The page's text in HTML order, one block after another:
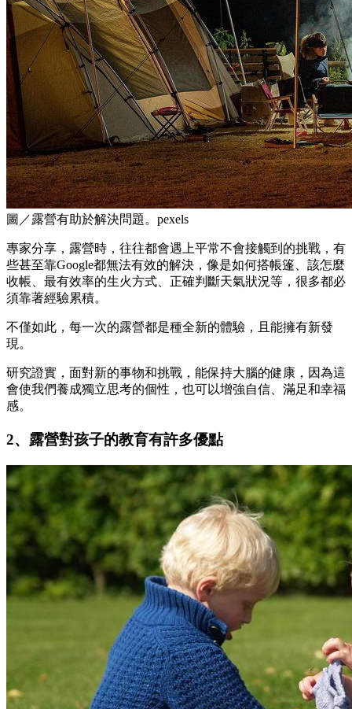
圖／露營有助於解決問題。pexels
專家分享，露營時，往往都會遇上平常不會接觸到的挑戰，有
些甚至靠Google都無法有效的解決，像是如何搭帳篷、該怎麼
收帳、最有效率的生火方式、正確判斷天氣狀況等，很多都必
須靠著經驗累積。
不僅如此，每一次的露營都是種全新的體驗，且能擁有新發
現。
研究證實，面對新的事物和挑戰，能保持大腦的健康，因為這
會使我們養成獨立思考的個性，也可以增強自信、滿足和幸福
感。
2、露營對孩子的教育有許多優點